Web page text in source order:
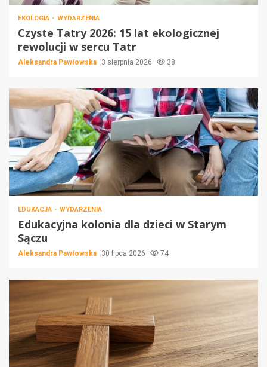
EKOLOGIA WYDARZENIA
Czyste Tatry 2026: 15 lat ekologicznej
rewolucji w sercu Tatr
Aleksandra Pawłowska 3 sierpnia 2026 38
EDUKACJA WYDARZENIA
Edukacyjna kolonia dla dzieci w Starym
Sączu
Aleksandra Pawłowska 30 lipca 2026 74